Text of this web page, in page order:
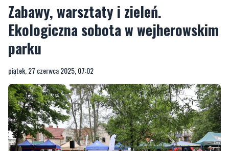
Zabawy, warsztaty i zieleń.
Ekologiczna sobota w wejherowskim
parku
piątek, 27 czerwca 2025, 07:02